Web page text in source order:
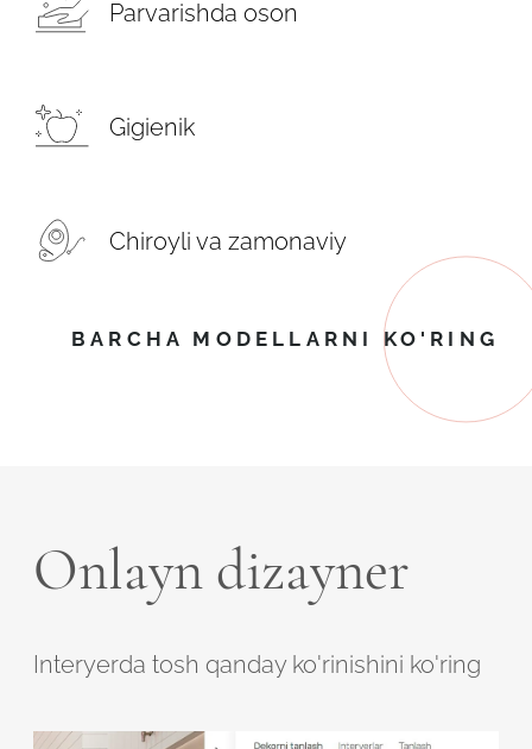
Parvarishda oson
Gigienik
Chiroyli va zamonaviy
BARCHA MODELLARNI KO'RING
Onlayn dizayner
Interyerda tosh qanday ko'rinishini ko'ring